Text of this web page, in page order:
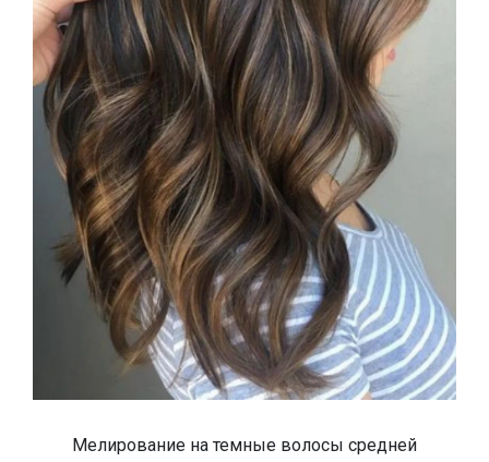
Мелирование на темные волосы средней